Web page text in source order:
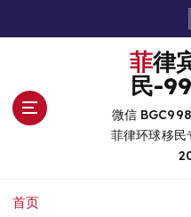
菲律宾环球移
民-
微信
菲律环球移民
首页